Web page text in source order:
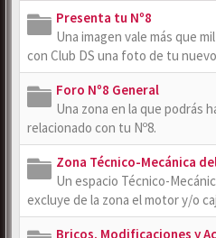
Presenta tu Nº8
Una imagen vale más que
con Club DS una foto de tu nuevo
Foro Nº8 General
Una zona en la que podrás
relacionado con tu Nº8.
Zona Técnico-Mecánica
Un espacio Técnico-
excluye de la zona el motor y/o
Bricos, Modificaciones y